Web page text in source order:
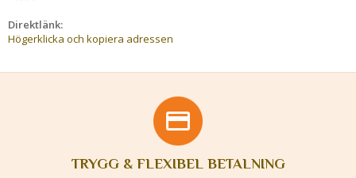
Direktlänk:
Högerklicka och kopiera adressen
TRYGG & FLEXIBEL BETALNING